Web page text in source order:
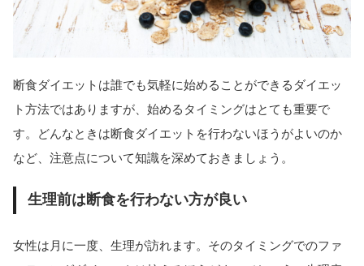
断食ダイエットは誰でも気軽に始めることができるダイエッ
ト方法ではありますが、始めるタイミングはとても重要で
す。どんなときは断食ダイエットを行わないほうがよいのか
など、注意点について知識を深めておきましょう。
生理前は断食を行わない方が良い
女性は月に一度、生理が訪れます。そのタイミングでのファ